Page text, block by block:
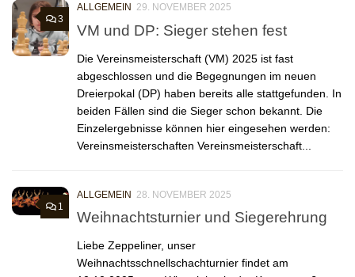
3
ALLGEMEIN 29. NOVEMBER 2025
VM und DP: Sieger stehen fest
Die Vereinsmeisterschaft (VM) 2025 ist fast
abgeschlossen und die Begegnungen im neuen
Dreierpokal (DP) haben bereits alle stattgefunden. In
beiden Fällen sind die Sieger schon bekannt. Die
Einzelergebnisse können hier eingesehen werden:
Vereinsmeisterschaften Vereinsmeisterschaft...
1
ALLGEMEIN 28. NOVEMBER 2025
Weihnachtsturnier und Siegerehrung
Liebe Zeppeliner, unser
Weihnachtsschnellschachturnier findet am